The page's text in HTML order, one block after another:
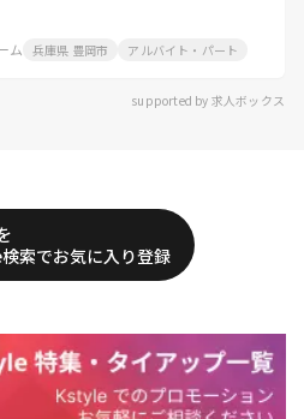
ム 兵庫県 豊岡市 アルバイト・パート
supported by 求人ボックス
索でお気に入り登録